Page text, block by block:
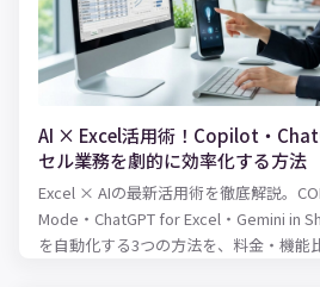
AI × Excel活用術！Copilot・
セル業務を劇的に効率化する方法
Excel × AIの最新活用術を徹底解説。
Mode・ChatGPT for Excel・Gemini in
を自動化する3つの方法を、料金・機能